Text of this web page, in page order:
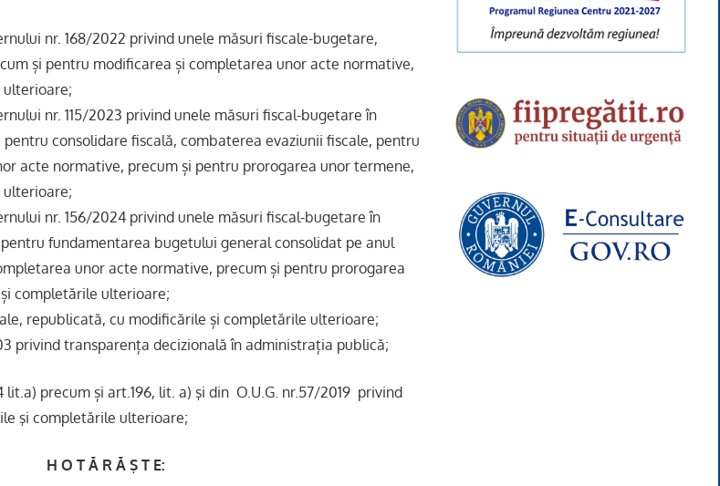
nr. 168/2022 privind unele măsuri fiscale-bugetare,
și pentru modificarea și completarea unor acte normative,
nr. 115/2023 privind unele măsuri fiscal-bugetare în
consolidare fiscală, combaterea evaziunii fiscale, pentru
acte normative, precum și pentru prorogarea unor termene,
nr. 156/2024 privind unele măsuri fiscal-bugetare în
fundamentarea bugetului general consolidat pe anul
unor acte normative, precum și pentru prorogarea
completările ulterioare;
republicată, cu modificările și completările ulterioare;
privind transparența decizională în administrația publică;
precum și art.196, lit. a) şi din O.U.G. nr.57/2019 privind
şi completările ulterioare;
H O T Ă R Ă Ş T E: